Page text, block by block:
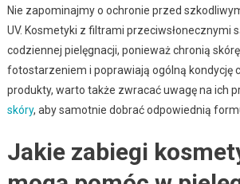
Nie zapominajmy o ochronie przed
UV. Kosmetyki z filtrami przeciwsłonecznymi
codziennej pielęgnacji, ponieważ chronią
fotostarzeniem i poprawiają ogólną kondycję
produkty, warto także zwracać uwagę na ich
skóry, aby samotnie dobrać odpowiednią
Jakie zabiegi